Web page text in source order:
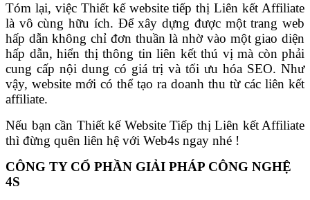
Tóm lại, việc Thiết kế website tiếp thị Liên kết Affiliate
là vô cùng hữu ích. Để xây dựng được một trang web
hấp dẫn không chỉ đơn thuần là nhờ vào một giao diện
hấp dẫn, hiển thị thông tin liên kết thú vị mà còn phải
cung cấp nội dung có giá trị và tối ưu hóa SEO. Như
vậy, website mới có thể tạo ra doanh thu từ các liên kết
affiliate.
Nếu bạn cần Thiết kế Website Tiếp thị Liên kết Affiliate
thì đừng quên liên hệ với Web4s ngay nhé !
CÔNG TY CỔ PHẦN GIẢI PHÁP CÔNG NGHỆ
4S